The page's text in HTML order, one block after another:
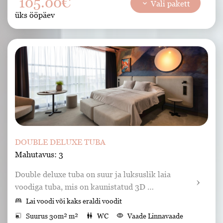
liquor Minibaar key shower Dušš
üks ööpäev
keyboard_arrow_down Vali pakett
DOUBLE DELUXE TUBA
Mahutavus: 3
Double deluxe tuba on suur ja luksuslik laia
voodiga tuba, mis on kaunistatud 3D
maalingutega. Kõik deluxe toad on maast laeni
akendega ning vaatega Tartu kesklinnale.
bed Lai voodi või kaks eraldi voodit
photo_size_select_small Suurus 30m² m² wc WC visibility Vaade Linnavaade